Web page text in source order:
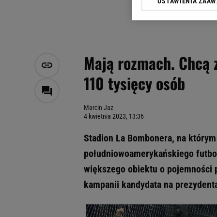
Mają rozmach.
110 tysięcy osób
Marcin Jaz
4 kwietnia 2023, 13:36
Stadion La Bombonera, na
południowoamerykańskiego
większego obiektu o pojemności
kampanii kandydata na
Klikając „Akceptuję”
Zaufanych Partnerów i
My, nasi Zaufani
Użycie dokładnych
Przechowywanie